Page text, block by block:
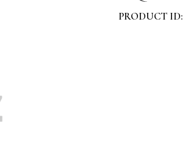
PRODUCT ID: